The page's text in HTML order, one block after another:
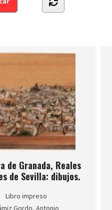
de Granada, Reales
de Sevilla: dibujos.
Libro impreso
Gordo, Antonio